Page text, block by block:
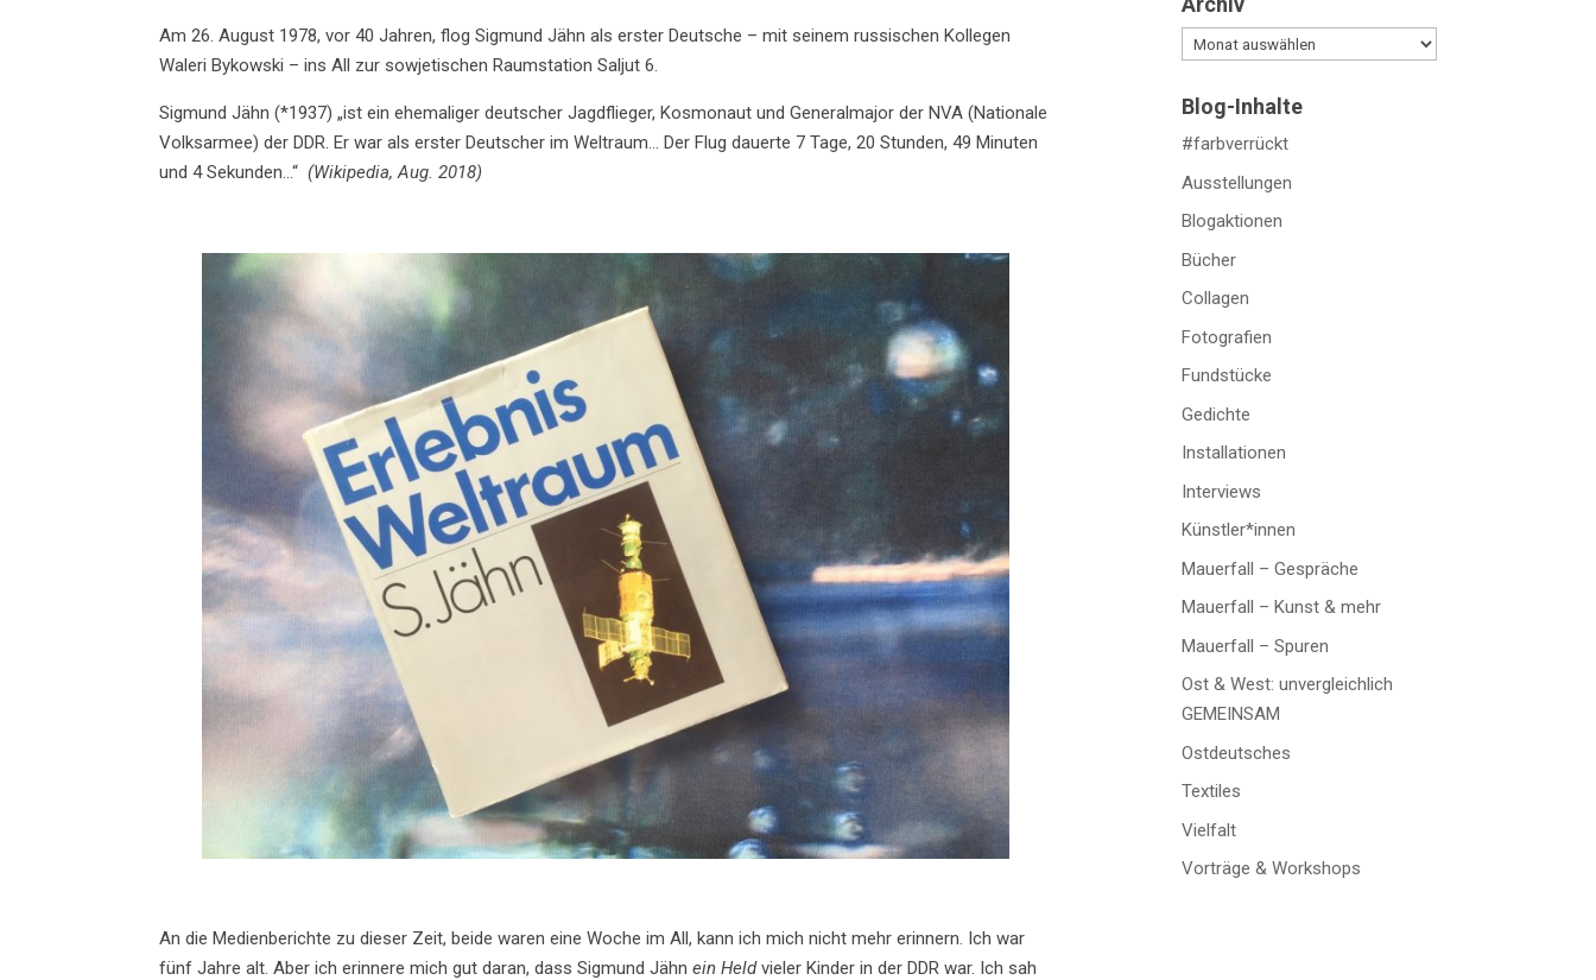
Am 26. August 1978, vor 40 Jahren, flog Sigmund Jähn als erster Deutsche – mit seinem russischen Kollegen
Waleri Bykowski – ins All zur sowjetischen Raumstation Saljut 6.
Sigmund Jähn (*1937) „ist ein ehemaliger deutscher Jagdflieger, Kosmonaut und Generalmajor der NVA (Nationale
Volksarmee) der DDR. Er war als erster Deutscher im Weltraum… Der Flug dauerte 7 Tage, 20 Stunden, 49 Minuten
und 4 Sekunden…“(Wikipedia, Aug. 2018)
An die Medienberichte zu dieser Zeit, beide waren eine Woche im All, kann ich mich nicht mehr erinnern. Ich war
fünf Jahre alt. Aber ich erinnere mich gut daran, dass Sigmund Jähnein Heldvieler Kinder in der DDR war. Ich sah
Archiv
Blog-Inhalte
#farbverrückt
Ausstellungen
Blogaktionen
Bücher
Collagen
Fotografien
Fundstücke
Gedichte
Installationen
Interviews
Künstler*innen
Mauerfall – Gespräche
Mauerfall – Kunst & mehr
Mauerfall – Spuren
Ost & West: unvergleichlich
GEMEINSAM
Ostdeutsches
Textiles
Vielfalt
Vorträge & Workshops